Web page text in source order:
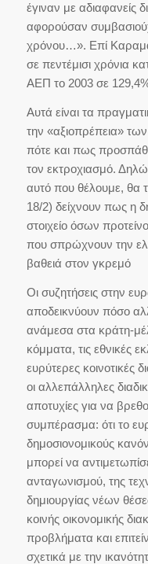
έγιναν με αδιαφανείς
αφορούσαν
χρόνου…». Επί
σε πεντέμισι χρόνια
ΑΕΠ το 2003 σε
Αυτά είναι τα
την «αξιοπρέπεια»
πότε και πως
τον εκτροχιασμό.
αυτό που θέλουμε, θα
18/2) δείχνουν πως η
στοιχείο όσων
που σπρώχνουν την
βαθειά στον γκρεμό
Οι συζητήσεις στην
αποδεικνύουν πόσο
ανάμεσα στα κράτη-
κόμματα, τις εθνικές
ευρύτερες κοινοτικές
οι αλλεπάλληλες
αποτυχίες για να
συμπέρασμα: ότι το
δημοσιονομικούς
μπορεί να
ανταγωνισμού, της
δημιουργίας νέων
κοινής οικονομικής
προβλήματα και
σχετικά με την